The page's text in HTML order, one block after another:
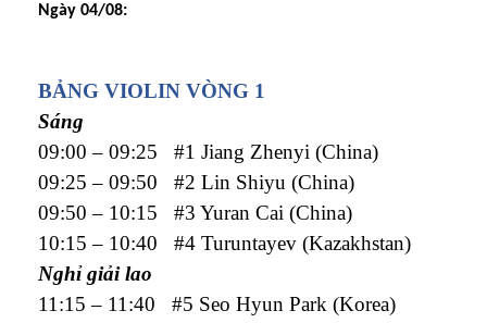
Ngày 04/08:
BẢNG VIOLIN VÒNG 1
Sáng
09:00 – 09:25 #1 Jiang Zhenyi (China)
09:25 – 09:50 #2 Lin Shiyu (China)
09:50 – 10:15 #3 Yuran Cai (China)
10:15 – 10:40 #4 Turuntayev (Kazakhstan)
Nghỉ giải lao
11:15 – 11:40 #5 Seo Hyun Park (Korea)